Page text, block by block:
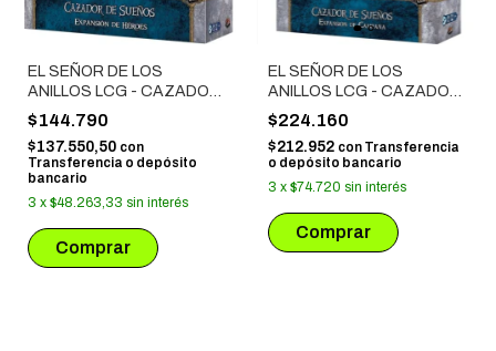
EL SEÑOR DE LOS
ANILLOS LCG - CAZADOR
DE SUEÑOS EXP. HÉROES
$144.790
$137.550,50 con
Transferencia o depósito
bancario
3 x $48.263,33 sin interés
EL SEÑOR DE LOS
ANILLOS LCG - CAZADOR
DE SUEÑOS EXP.
CAMPAÑAS
$224.160
$212.952 con Transferencia
o depósito bancario
3 x $74.720 sin interés